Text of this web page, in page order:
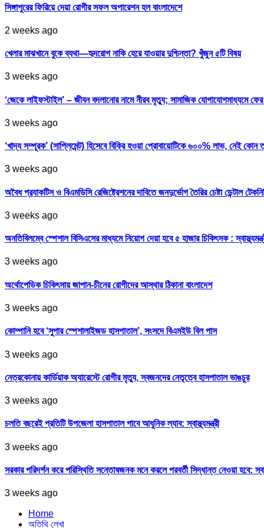
সিঙ্গাপুরের ফিরিয়ে দেয়া রোগীর সফল অপারেশন হল বাংলাদেশে
2 weeks ago
খেলার মাঝখানে বুকে ব্যথা—হৃদরোগ নাকি হেরে যাওয়ার দুশ্চিন্তা? খুঁজুন ৫টি বিষয়
3 weeks ago
‘জেকে লাইফস্টাইল’ – জীবন বদলানোর নামে নীরব মৃত্যু; সামাজিক যোগাযোগমাধ্যমে
3 weeks ago
‘খাদ্য সম্পূরক’ (সাপ্লিমেন্ট) হিসেবে বিক্রি হওয়া প্রোবায়োটিকে ৬০০% লাভ, নেই কোন
3 weeks ago
অবৈধ প্র‍্যাকটিস ও বিএমডিসি রেজিষ্ট্রেশনের দাবিতে জনদুর্ভোগ তৈরির চেষ্টা ডেন্টাল
3 weeks ago
অনতিবিলম্বে স্পেশাল বিসিএসের মাধ্যমে নিয়োগ দেয়া হবে ৫ হাজার চিকিৎসক :
3 weeks ago
অর্থোপেডিক চিকিৎসায় জাপান-চীনের রোগীদের আস্থার ঠিকানা বাংলাদেশ
3 weeks ago
কোম্পানি হবে ‘সুপার স্পেশালাইজড হাসপাতাল’, সংসদে বিএমইউ বিল পাস
3 weeks ago
নেত্রকোনায় কার্ডিয়াক অ্যারেস্টে রোগীর মৃত্যু, স্বজনদের নেতৃত্বে হাসপাতাল ভাঙচুর
3 weeks ago
চলতি বছরেই প্রতিটি উপজেলা হাসপাতাল পাবে আধুনিক ল্যাব: স্বাস্থ্যমন্ত্রী
3 weeks ago
সরকার পরিদর্শন করে পরিস্থিতি সন্তোষজনক মনে করলে পরবর্তী সিদ্ধান্ত নেওয়া হবে:
3 weeks ago
Home
অতিথি লেখা